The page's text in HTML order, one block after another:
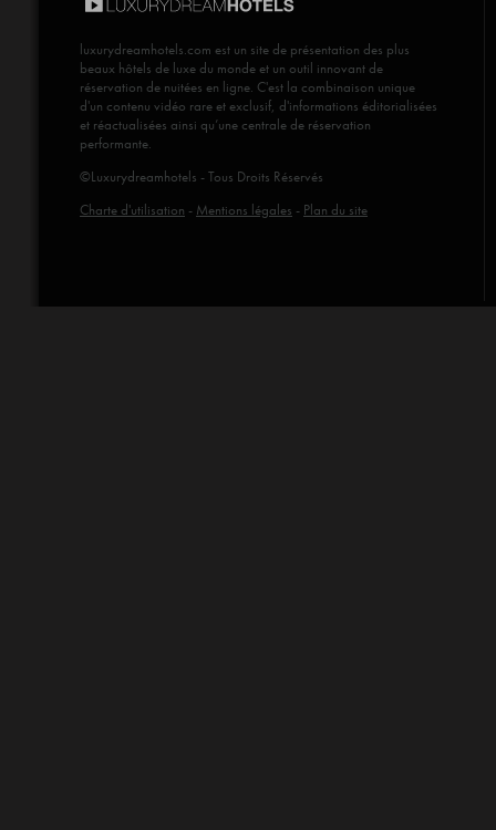
luxurydreamhotels.com est un site de présentation des plus
beaux hôtels de luxe du monde et un outil innovant de
réservation de nuitées en ligne. C'est la combinaison unique
d'un contenu vidéo rare et exclusif, d'informations éditorialisées
et réactualisées ainsi qu’une centrale de réservation
performante.
©Luxurydreamhotels - Tous Droits Réservés
Charte d'utilisation - Mentions légales - Plan du site